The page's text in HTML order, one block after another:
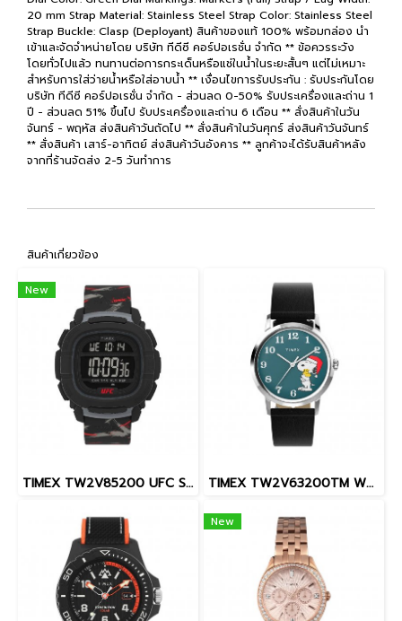
20 mm Strap Material: Stainless Steel Strap Color: Stainless Steel
Strap Buckle: Clasp (Deployant) สินค้าของแท้ 100% พร้อมกล่อง นำ
เข้าและจัดจำหน่ายโดย บริษัท ทีดีซี คอร์ปอเรชั่น จำกัด ** ข้อควรระวัง
โดยทั่วไปแล้ว ทนทานต่อการกระเด็นหรือแช่ในน้ำในระยะสั้นๆ แต่ไม่เหมาะ
สำหรับการใส่ว่ายน้ำหรือใส่อาบน้ำ ** เงื่อนไขการรับประกัน : รับประกันโดย
บริษัท ทีดีซี คอร์ปอเรชั่น จำกัด - ส่วนลด 0-50% รับประเครื่องและถ่าน 1
ปี - ส่วนลด 51% ขึ้นไป รับประเครื่องและถ่าน 6 เดือน ** สั่งสินค้าในวัน
จันทร์ - พฤหัส ส่งสินค้าวันถัดไป ** สั่งสินค้าในวันศุกร์ ส่งสินค้าวันจันทร์
** สั่งสินค้า เสาร์-อาทิตย์ ส่งสินค้าวันอังคาร ** ลูกค้าจะได้รับสินค้าหลัง
จากที่ร้านจัดส่ง 2-5 วันทำการ
สินค้าเกี่ยวข้อง
New
TIMEX TW2V85200 UFC Street Shock XL Fight Week นาฬิกาข้อมือผู้ชาย สายซิลิโคน สีดำ หน้าปัด 45 มม. TIMEX TW2V63200TM W22 PEANUTS MARLIN SNOOPY
New